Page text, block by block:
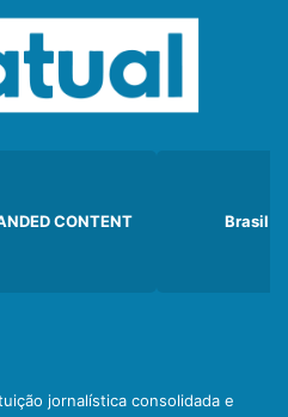
CONTENT Brasil
jornalística consolidada e